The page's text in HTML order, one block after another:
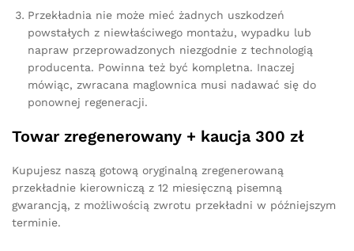
Przekładnia nie może mieć żadnych uszkodzeń
powstałych z niewłaściwego montażu, wypadku lub
napraw przeprowadzonych niezgodnie z technologią
producenta. Powinna też być kompletna. Inaczej
mówiąc, zwracana maglownica musi nadawać się do
ponownej regeneracji.
Towar zregenerowany + kaucja 300 zł
Kupujesz naszą gotową oryginalną zregenerowaną
przekładnie kierowniczą z 12 miesięczną pisemną
gwarancją, z możliwością zwrotu przekładni w późniejszym
terminie.